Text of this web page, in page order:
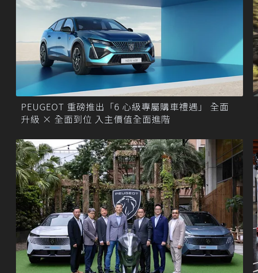
PEUGEOT 重磅推出「6 心級專屬購車禮遇」 全面
升級 × 全面到位 入主價值全面進階